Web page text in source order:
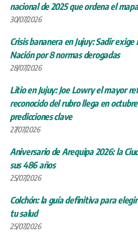
nacional de 2025 que ordena el
30/07/2026
Crisis bananera en Jujuy: Sadir
Nación por 8 normas derogadas
28/07/2026
Litio en Jujuy: Joe Lowry el mayor
reconocido del rubro llega en
predicciones clave
27/07/2026
Aniversario de Arequipa 2026: la
sus 486 años
25/07/2026
Colchón: la guía definitiva para
tu salud
25/07/2026